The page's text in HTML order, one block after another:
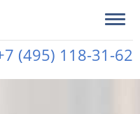
(495) 118-31-62